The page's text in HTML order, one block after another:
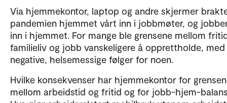
Via hjemmekontor, laptop og andre skjermer
pandemien hjemmet vårt inn i jobbmøter, og
inn i hjemmet. For mange ble grensene mellom
familieliv og jobb vanskeligere å opprettholde, med
negative, helsemessige følger for noen.
Hvilke konsekvenser har hjemmekontor for grensen
mellom arbeidstid og fritid og for jobb-hjem-